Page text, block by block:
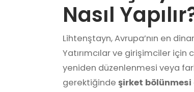
Nasıl
Lihtenştayn, Avrupa’nın en
Yatırımcılar ve girişimciler için
yeniden düzenlenmesi veya
gerektiğinde şirket bölünmesi